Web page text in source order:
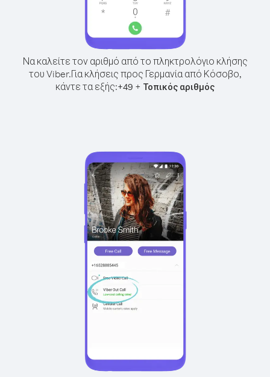
Να καλείτε τον αριθμό από το πληκτρολόγιο κλήσης
του Viber.Για κλήσεις προς Γερμανία από Κόσοβο,
κάντε τα εξής:+49 + Τοπικός αριθμός